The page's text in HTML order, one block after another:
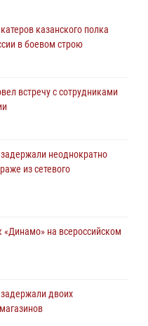
«бронзу» в окружном этапе
концерт певицы Кристины
задержали подозреваемого
обеспечении безопасности
казанского полка
в боевом строю
встречу с сотрудниками
неоднократно
из сетевого
на всероссийском
двоих